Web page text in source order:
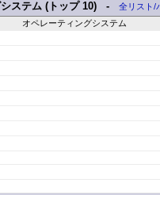
システム (トップ 10) -
全リスト/
オペレーティングシステム